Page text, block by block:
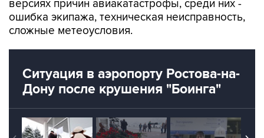
версиях причин авиакатастрофы, среди них -
ошибка экипажа, техническая неисправность,
сложные метеоусловия.
Ситуация в аэропорту Ростова-на-
Дону после крушения "Боинга"